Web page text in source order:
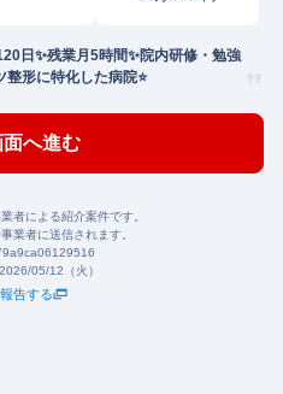
日✨残業月5時間✨院内研修・勉強
整形に特化した病院⭐
へ進む
者による紹介案件です。
業者に送信されます。
2026/05/12（火）
告する